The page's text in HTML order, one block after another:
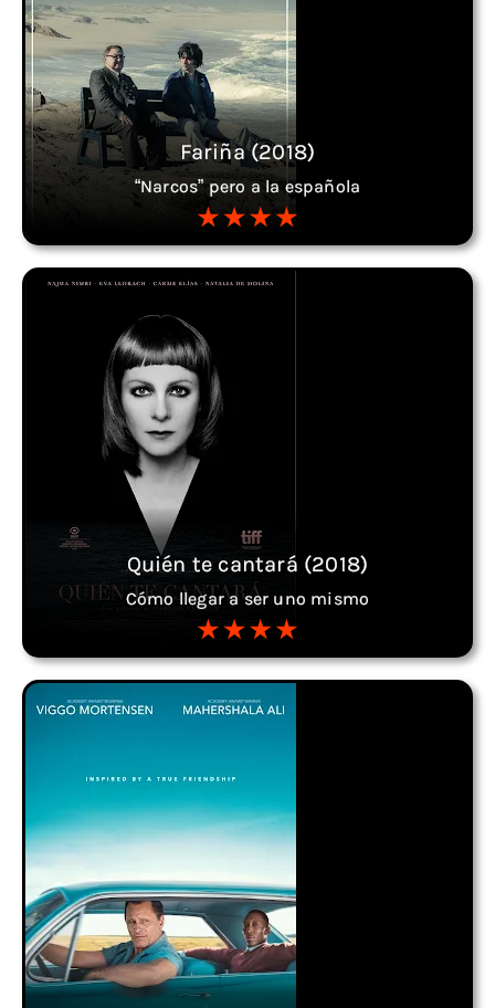
Fariña (2018)
“Narcos” pero a la española
Quién te cantará (2018)
Cómo llegar a ser uno mismo